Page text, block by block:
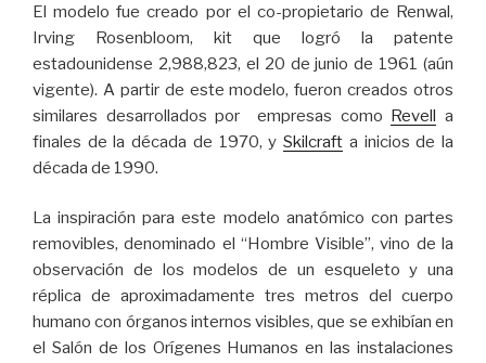
El modelo fue creado por el co-propietario de Renwal,
Irving Rosenbloom, kit que logró la patente
estadounidense 2,988,823, el 20 de junio de 1961 (aún
vigente). A partir de este modelo, fueron creados otros
similares desarrollados por empresas como Revell a
finales de la década de 1970, ySkilcraft a inicios de la
década de 1990.
La inspiración para este modelo anatómico con partes
removibles, denominado el “Hombre Visible”, vino de la
observación de los modelos de un esqueleto y una
réplica de aproximadamente tres metros del cuerpo
humano con órganos internos visibles, que se exhibían en
el Salón de los Orígenes Humanos en las instalaciones